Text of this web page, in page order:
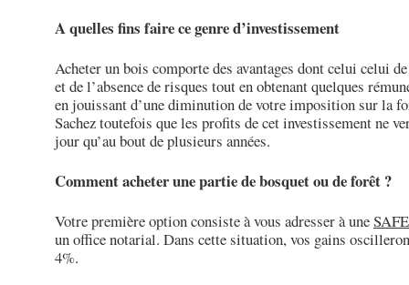
A quelles fins faire ce genre d’investissement
Acheter un bois comporte des avantages dont celui celui
et de l’absence de risques tout en obtenant quelques
en jouissant d’une diminution de votre imposition sur la
Sachez toutefois que les profits de cet investissement ne
jour qu’au bout de plusieurs années.
Comment acheter une partie de bosquet ou de forêt ?
Votre première option consiste à vous adresser à une
un office notarial. Dans cette situation, vos gains
4%.